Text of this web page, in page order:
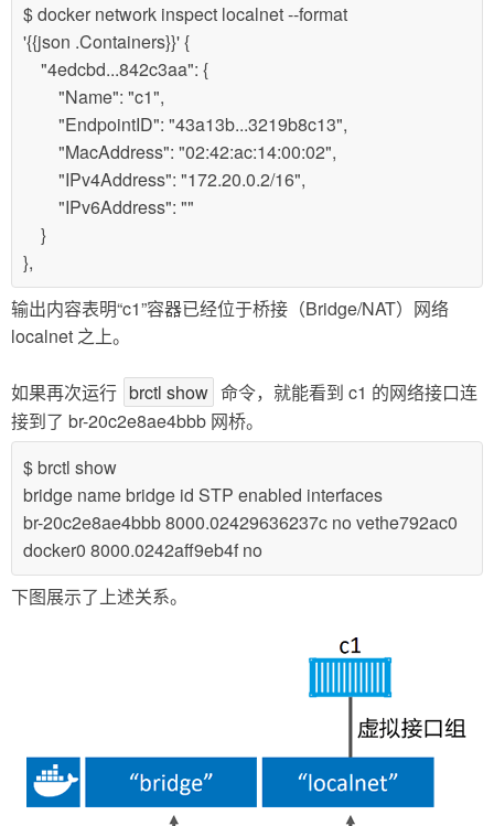
$ docker network inspect localnet --format
'{{json .Containers}}' {
"4edcbd...842c3aa": {
"Name": "c1",
"EndpointID": "43a13b...3219b8c13",
"MacAddress": "02:42:ac:14:00:02",
"IPv4Address": "172.20.0.2/16",
"IPv6Address": ""
}
},
输出内容表明“c1”容器已经位于桥接（Bridge/NAT）网络
localnet 之上。
如果再次运行 brctl show 命令，就能看到 c1 的网络接口连
接到了 br-20c2e8ae4bbb 网桥。
$ brctl show
bridge name bridge id STP enabled interfaces
br-20c2e8ae4bbb 8000.02429636237c no vethe792ac0
docker0 8000.0242aff9eb4f no
下图展示了上述关系。